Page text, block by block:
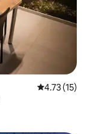
レビュー15
4.73 (15)